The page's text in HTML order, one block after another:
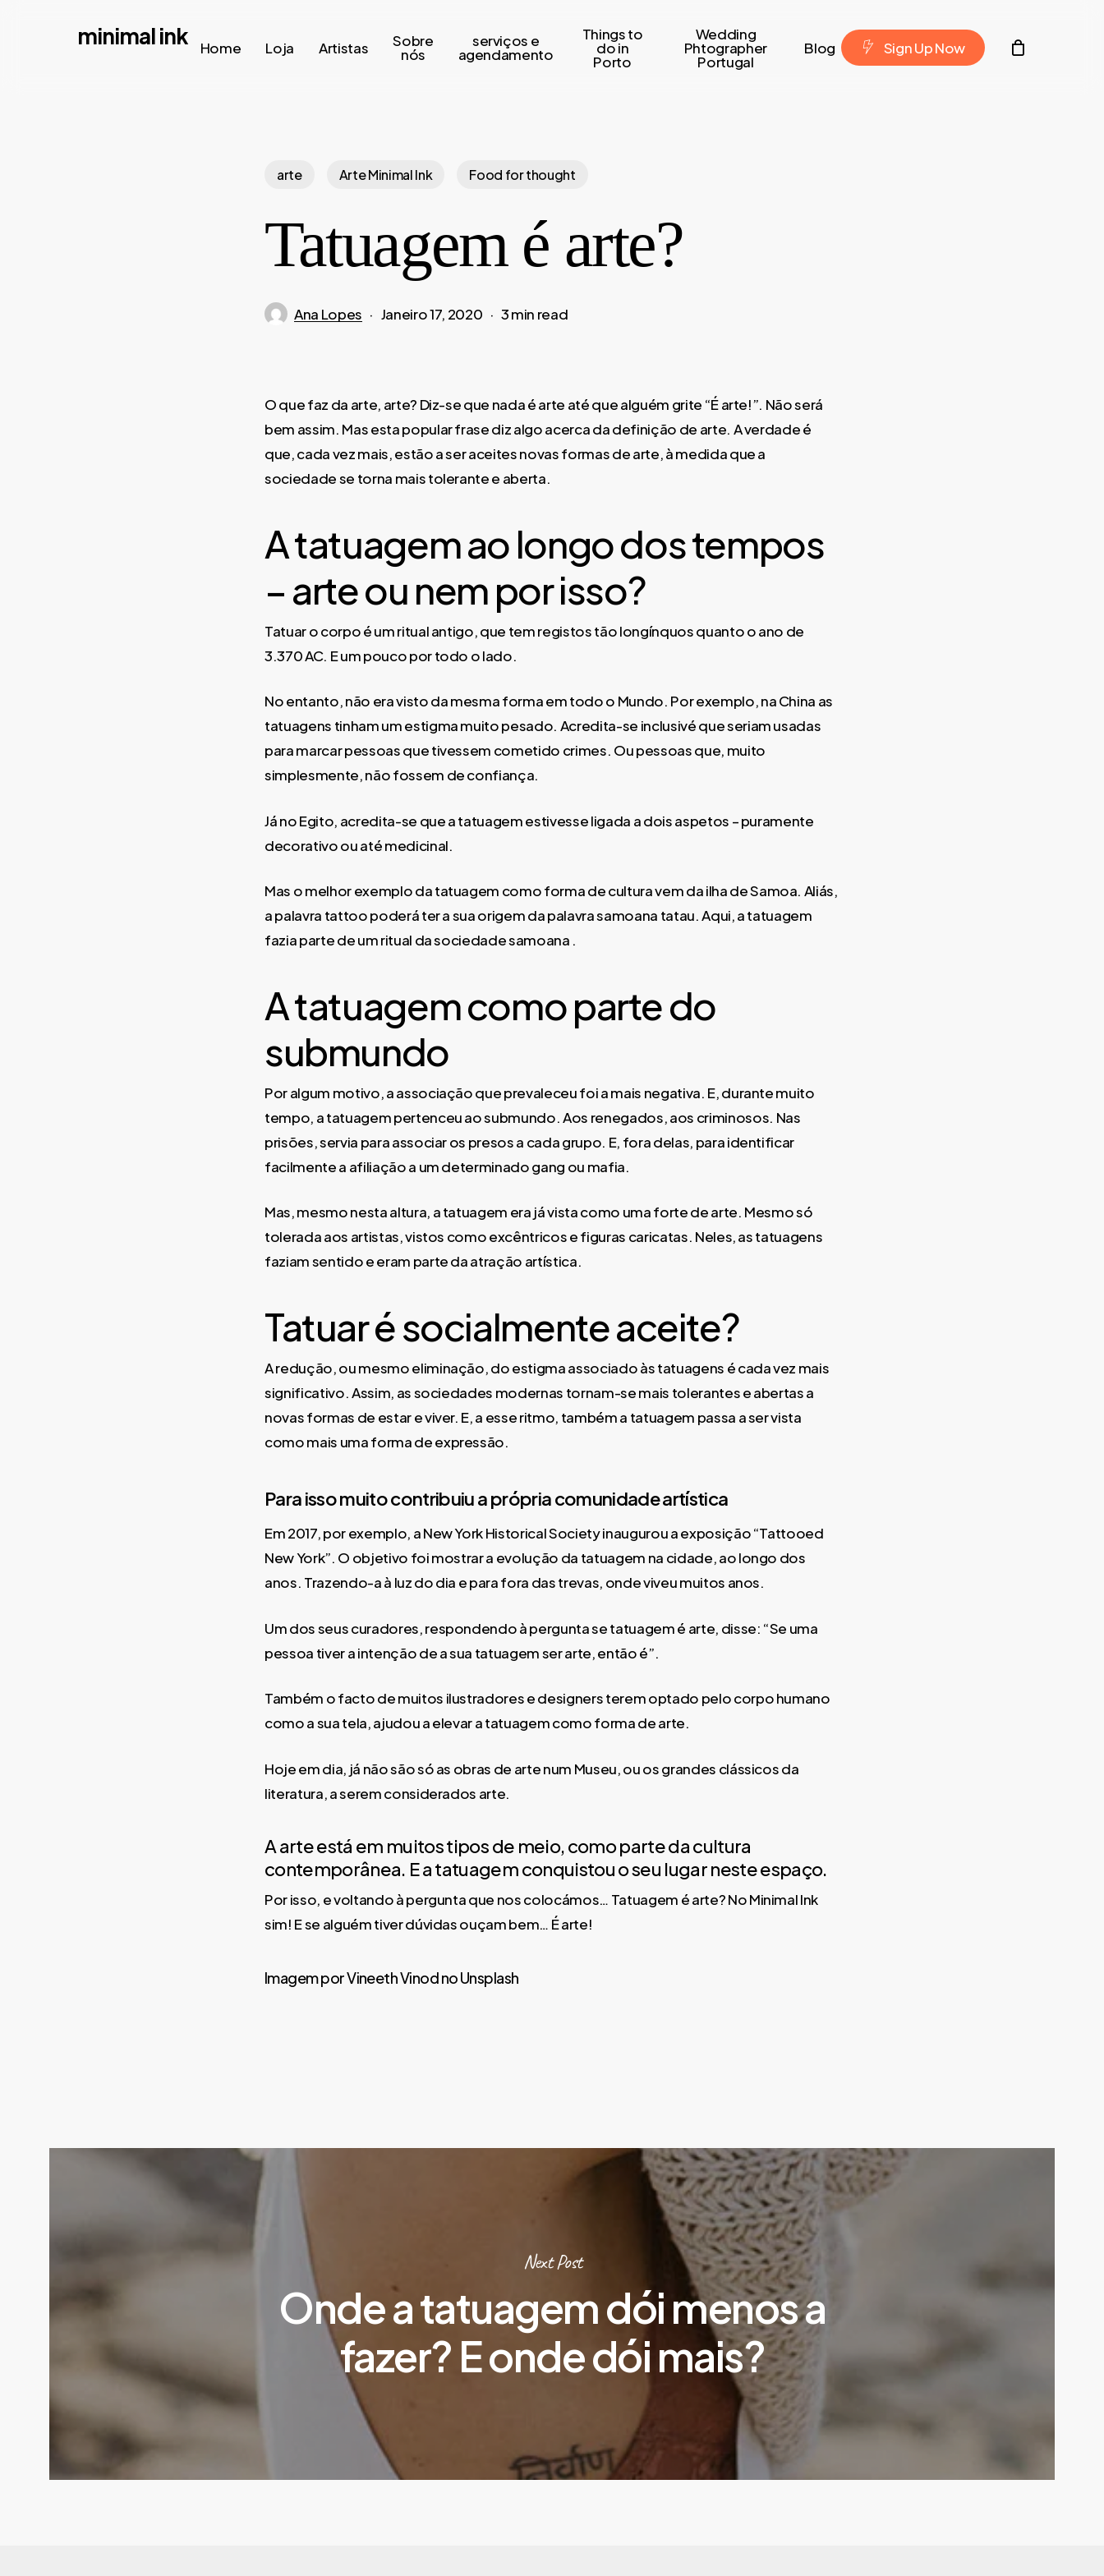
minimal ink Home Loja Artistas Sobre
nós
serviços e
agendamento
Things to
do in
Porto
Wedding
Phtographer
Portugal
Blog Contacto
SignUpNow
arte Arte Minimal Ink Food for thought
Tatuagem é arte?
Ana Lopes Janeiro 17, 2020 3 min read
O que faz da arte, arte? Diz-se que nada é arte até que alguém grite “É arte!”. Não será
bem assim. Mas esta popular frase diz algo acerca da definição de arte. A verdade é
que, cada vez mais, estão a ser aceites novas formas de arte, à medida que a
sociedade se torna mais tolerante e aberta.
A tatuagem ao longo dos tempos
– arte ou nem por isso?
Tatuar o corpo é um ritual antigo, que tem registos tão longínquos quanto o ano de
3.370 AC. E um pouco por todo o lado.
No entanto, não era visto da mesma forma em todo o Mundo. Por exemplo, na China as
tatuagens tinham um estigma muito pesado. Acredita-se inclusivé que seriam usadas
para marcar pessoas que tivessem cometido crimes. Ou pessoas que, muito
simplesmente, não fossem de confiança.
Já no Egito, acredita-se que a tatuagem estivesse ligada a dois aspetos – puramente
decorativo ou até medicinal.
Mas o melhor exemplo da tatuagem como forma de cultura vem da ilha de Samoa. Aliás,
a palavra tattoo poderá ter a sua origem da palavra samoana tatau. Aqui, a tatuagem
fazia parte de um ritual da sociedade samoana .
A tatuagem como parte do
submundo
Por algum motivo, a associação que prevaleceu foi a mais negativa. E, durante muito
tempo, a tatuagem pertenceu ao submundo. Aos renegados, aos criminosos. Nas
prisões, servia para associar os presos a cada grupo. E, fora delas, para identificar
facilmente a afiliação a um determinado gang ou mafia.
Mas, mesmo nesta altura, a tatuagem era já vista como uma forte de arte. Mesmo só
tolerada aos artistas, vistos como excêntricos e figuras caricatas. Neles, as tatuagens
faziam sentido e eram parte da atração artística.
Tatuar é socialmente aceite?
A redução, ou mesmo eliminação, do estigma associado às tatuagens é cada vez mais
significativo. Assim, as sociedades modernas tornam-se mais tolerantes e abertas a
novas formas de estar e viver. E, a esse ritmo, também a tatuagem passa a ser vista
como mais uma forma de expressão.
Para isso muito contribuiu a própria comunidade artística
Em 2017, por exemplo, a New York Historical Society inaugurou a exposição “Tattooed
New York”. O objetivo foi mostrar a evolução da tatuagem na cidade, ao longo dos
anos. Trazendo-a à luz do dia e para fora das trevas, onde viveu muitos anos.
Um dos seus curadores, respondendo à pergunta se tatuagem é arte, disse: “Se uma
pessoa tiver a intenção de a sua tatuagem ser arte, então é”.
Também o facto de muitos ilustradores e designers terem optado pelo corpo humano
como a sua tela, ajudou a elevar a tatuagem como forma de arte.
Hoje em dia, já não são só as obras de arte num Museu, ou os grandes clássicos da
literatura, a serem considerados arte.
A arte está em muitos tipos de meio, como parte da cultura
contemporânea. E a tatuagem conquistou o seu lugar neste espaço.
Por isso, e voltando à pergunta que nos colocámos… Tatuagem é arte? No Minimal Ink
sim! E se alguém tiver dúvidas ouçam bem… É arte!
Imagem por Vineeth Vinod no Unsplash
Next Post
Onde a tatuagem dói menos a
fazer? E onde dói mais?